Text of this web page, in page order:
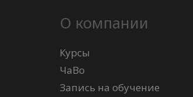
О компании
Курсы
ЧаВо
Запись на обучение